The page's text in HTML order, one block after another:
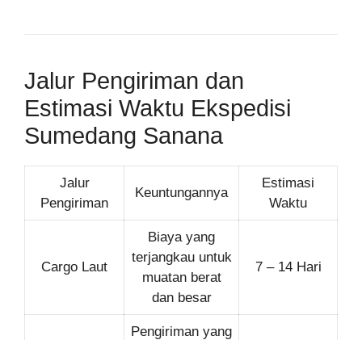
Jalur Pengiriman dan
Estimasi Waktu Ekspedisi
Sumedang Sanana
Jalur
Pengiriman
Keuntungannya
Estimasi
Waktu
Cargo Laut
Biaya yang
terjangkau untuk
muatan berat
dan besar
7 – 14 Hari
Pengiriman yang